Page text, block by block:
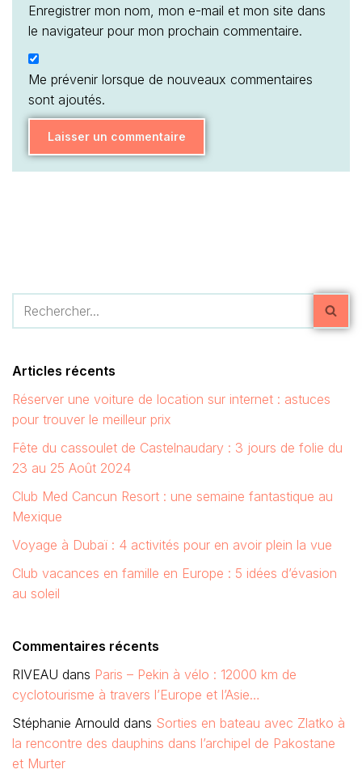
Enregistrer mon nom, mon e-mail et mon site dans
le navigateur pour mon prochain commentaire.
Me prévenir lorsque de nouveaux commentaires
sont ajoutés.
Articles récents
Réserver une voiture de location sur internet : astuces
pour trouver le meilleur prix
Fête du cassoulet de Castelnaudary : 3 jours de folie du
23 au 25 Août 2024
Club Med Cancun Resort : une semaine fantastique au
Mexique
Voyage à Dubaï : 4 activités pour en avoir plein la vue
Club vacances en famille en Europe : 5 idées d’évasion
au soleil
Commentaires récents
RIVEAU dans Paris – Pekin à vélo : 12000 km de
cyclotourisme à travers l’Europe et l’Asie…
Stéphanie Arnould dans Sorties en bateau avec Zlatko à
la rencontre des dauphins dans l’archipel de Pakostane
et Murter